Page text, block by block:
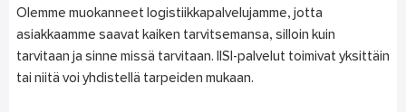
Olemme muokanneet logistiikkapalvelujamme, jotta
asiakkaamme saavat kaiken tarvitsemansa, silloin kuin
tarvitaan ja sinne missä tarvitaan. IISI-palvelut toimivat yksittäin
tai niitä voi yhdistellä tarpeiden mukaan.